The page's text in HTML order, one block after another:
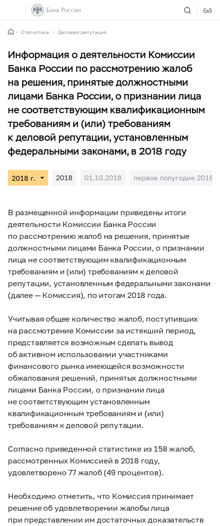
Статистика Деловая репутация
Информация о деятельности Комиссии
Банка России по рассмотрению жалоб
на решения, принятые должностными
лицами Банка России, о признании лица
не соответствующим квалификационным
требованиям и (или) требованиям
к деловой репутации, установленным
федеральными законами, в 2018 году
2018 01.10.2018 первое полугодие 2018
В размещенной информации приведены итоги
деятельности Комиссии Банка России
по рассмотрению жалоб на решения, принятые
должностными лицами Банка России, о признании
лица не соответствующим квалификационным
требованиям и (или) требованиям к деловой
репутации, установленным федеральными законами
(далее — Комиссия), по итогам 2018 года.
Учитывая общее количество жалоб, поступивших
на рассмотрение Комиссии за истекший период,
представляется возможным сделать вывод
об активном использовании участниками
финансового рынка имеющейся возможности
обжалования решений, принятых должностными
лицами Банка России, о признании лица
не соответствующим установленным
квалификационным требованиям и (или)
требованиям к деловой репутации.
Согласно приведенной статистике из 158 жалоб,
рассмотренных Комиссией в 2018 году,
удовлетворено 77 жалоб (49 процентов).
Необходимо отметить, что Комиссия принимает
решение об удовлетворении жалобы лица
при представлении им достаточных доказательств